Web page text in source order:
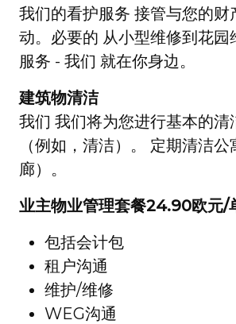
我们的看护服务 接管与您的财
动。必要的 从小型维修到花园
服务 - 我们 就在你身边。
建筑物清洁
我们 我们将为您进行基本的清
（例如，清洁）。 定期清洁公
廊）。
业主物业管理套餐24.90欧元/
包括会计包
租户沟通
维护/维修
WEG沟通